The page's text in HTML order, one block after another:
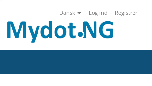
Dansk Log ind Registrer